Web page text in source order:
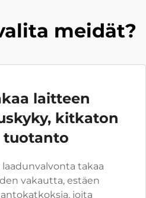
meidät?
laitteen
kitkaton
tuotanto
laadunvalvonta takaa
vakautta, estäen
joita